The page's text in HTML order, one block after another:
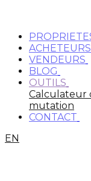
ACHETEURS
VENDEURS
BLOG
OUTILS
Calculateur
mutation
CONTACT
EN